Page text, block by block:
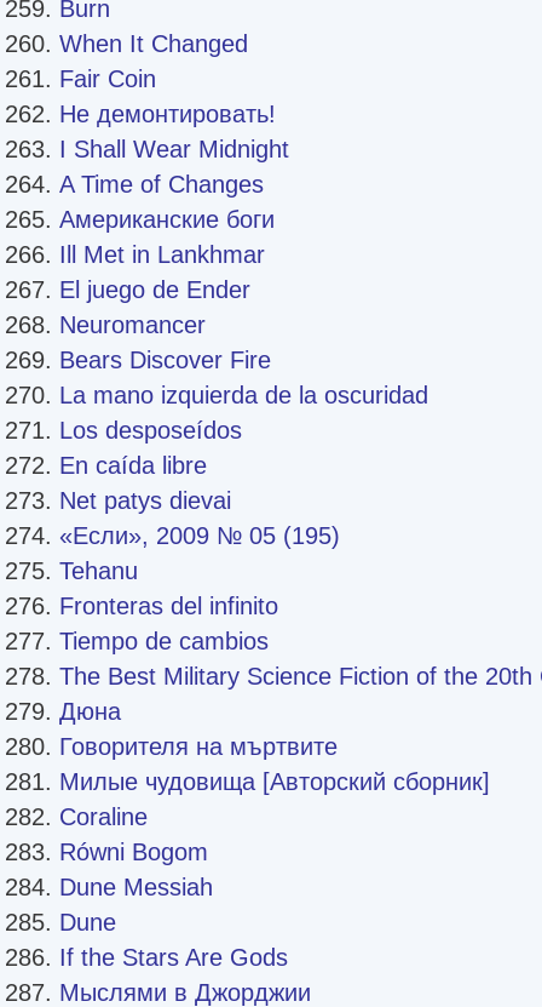
Burn
When It Changed
Fair Coin
Не демонтировать!
I Shall Wear Midnight
A Time of Changes
Американские боги
Ill Met in Lankhmar
El juego de Ender
Neuromancer
Bears Discover Fire
La mano izquierda de la oscuridad
Los desposeídos
En caída libre
Net patys dievai
«Если», 2009 № 05 (195)
Tehanu
Fronteras del infinito
Tiempo de cambios
The Best Military Science Fiction of the 20th
Дюна
Говорителя на мъртвите
Милые чудовища [Авторский сборник]
Coraline
Równi Bogom
Dune Messiah
Dune
If the Stars Are Gods
Мыслями в Джорджии